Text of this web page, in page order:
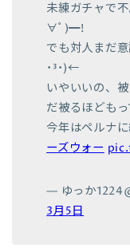
未練ガチャで
∀ﾟ)━!
でも対人まだ
˙³˙)←
いやいいの、
だ被るほども
今年はペルナ
ーズウォー
— ゆっか
3月5日